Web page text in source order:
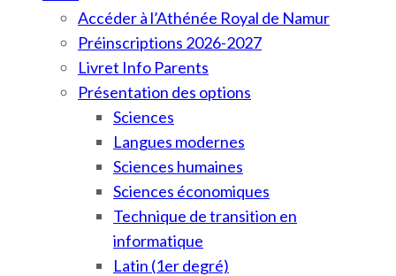
Accéder à l’Athénée Royal de Namur
Préinscriptions 2026-2027
Livret Info Parents
Présentation des options
Sciences
Langues modernes
Sciences humaines
Sciences économiques
Technique de transition en
informatique
Latin (1er degré)